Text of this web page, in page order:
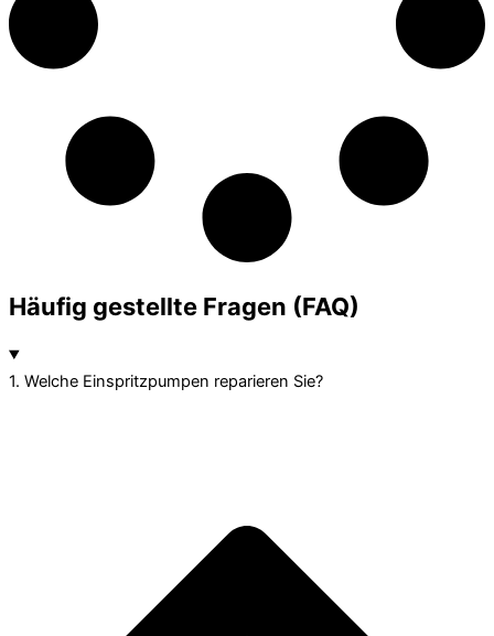
Häufig gestellte Fragen (FAQ)
1. Welche Einspritzpumpen reparieren Sie?